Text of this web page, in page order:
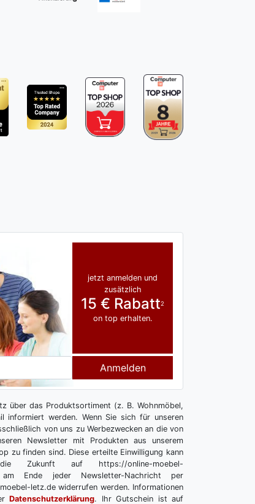
jetzt anmelden und
zusätzlich
15 € Rabatt2
on top erhalten.
Anmelden
über das Produktsortiment (z. B. Wohnmöbel,
informiert werden. Wenn Sie sich für unseren
von uns zu Werbezwecken an die von
Newsletter mit Produkten aus unserem
zu finden sind. Diese erteilte Einwilligung kann
auf https://online-moebel-
am Ende jeder Newsletter-Nachricht per
letz.de widerrufen werden. Informationen
Datenschutzerklärung. Ihr Gutschein ist auf